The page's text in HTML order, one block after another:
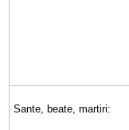
Sante, beate, martiri: